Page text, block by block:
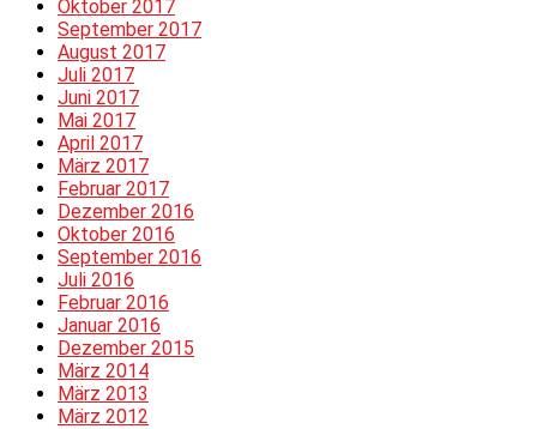
Oktober 2017
September 2017
August 2017
Juli 2017
Juni 2017
Mai 2017
April 2017
März 2017
Februar 2017
Dezember 2016
Oktober 2016
September 2016
Juli 2016
Februar 2016
Januar 2016
Dezember 2015
März 2014
März 2013
März 2012